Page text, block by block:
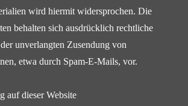
wird hiermit widersprochen. Die
behalten sich ausdrücklich rechtliche
unverlangten Zusendung von
etwa durch Spam-E-Mails, vor.
auf dieser Website